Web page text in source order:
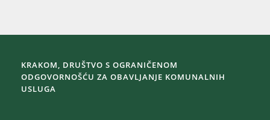
KRAKOM, DRUŠTVO S OGRANIČENOM
ODGOVORNOŠĆU ZA OBAVLJANJE KOMUNALNIH
USLUGA